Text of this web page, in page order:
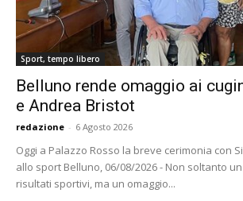
Sport, tempo libero
Belluno rende omaggio ai
e Andrea Bristot
redazione - 6 Agosto 2026
Oggi a Palazzo Rosso la breve cerimonia con
allo sport Belluno, 06/08/2026 - Non soltanto
risultati sportivi, ma un omaggio...